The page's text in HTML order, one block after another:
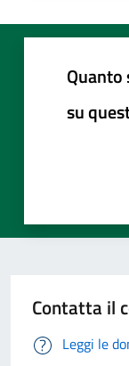
su
Contatta il
Leggi le